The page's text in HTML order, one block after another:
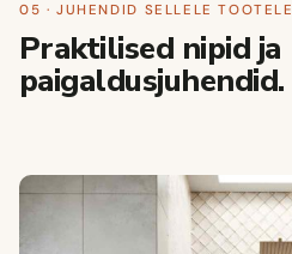
05 · JUHENDID SELLELE TOOTELE
Praktilised nipid ja
paigaldusjuhendid.